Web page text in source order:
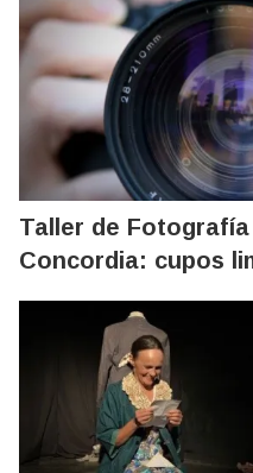
Taller de
Concordia: cupos